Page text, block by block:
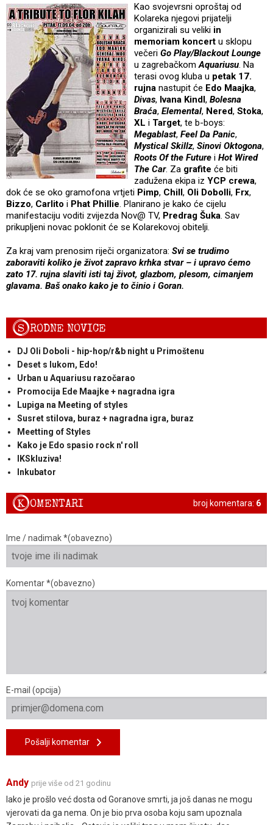
Kao svojevrsni oproštaj od
Kolareka njegovi prijatelji
organizirali su veliki in
memoriam koncert u sklopu
večeri Go Play/Blackout Lounge
u zagrebačkomAquariusu. Na
terasi ovog kluba u petak 17.
rujna nastupit će Edo Maajka,
Divas, Ivana Kindl, Bolesna
Braća, Elemental, Nered, Stoka,
XL i Target, te b-boys:
Megablast, Feel Da Panic,
Mystical Skillz, Sinovi Oktogona,
Roots Of the Future i Hot Wired
The Car. Za grafite će biti
zadužena ekipa iz YCP crewa,
dok će se oko gramofona vrtjeti Pimp, Chill, Oli Dobolli, Frx,
Bizzo, Carlito i Phat Phillie. Planirano je kako će cijelu
manifestaciju voditi zvijezda Nov@ TV, Predrag Šuka. Sav
prikupljeni novac poklonit će se Kolarekovoj obitelji.
Za kraj vam prenosim riječi organizatora: Svi se trudimo
zaboraviti koliko je život zapravo krhka stvar – i upravo ćemo
zato 17. rujna slaviti isti taj život, glazbom, plesom, cimanjem
glavama. Baš onako kako je to činio i Goran.
SRODNE NOVICE
DJ Oli Doboli - hip-hop/r&b night u Primoštenu
Deset s lukom, Edo!
Urban u Aquariusu razočarao
Promocija Ede Maajke + nagradna igra
Lupiga na Meeting of styles
Susret stilova, buraz + nagradna igra, buraz
Meetting of Styles
Kako je Edo spasio rock n' roll
IKSkluziva!
Inkubator
broj komentara: 6
KOMENTARI
Ime / nadimak *(obavezno)
Komentar *(obavezno)
E-mail (opcija)
Pošalji komentar
Andy prije više od 21 godinu
Iako je prošlo već dosta od Goranove smrti, ja još danas ne mogu
vjerovati da ga nema. On je bio prva osoba koju sam upoznala